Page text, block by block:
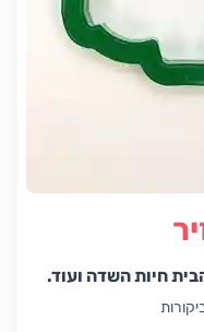
חיות השדה ועוד.